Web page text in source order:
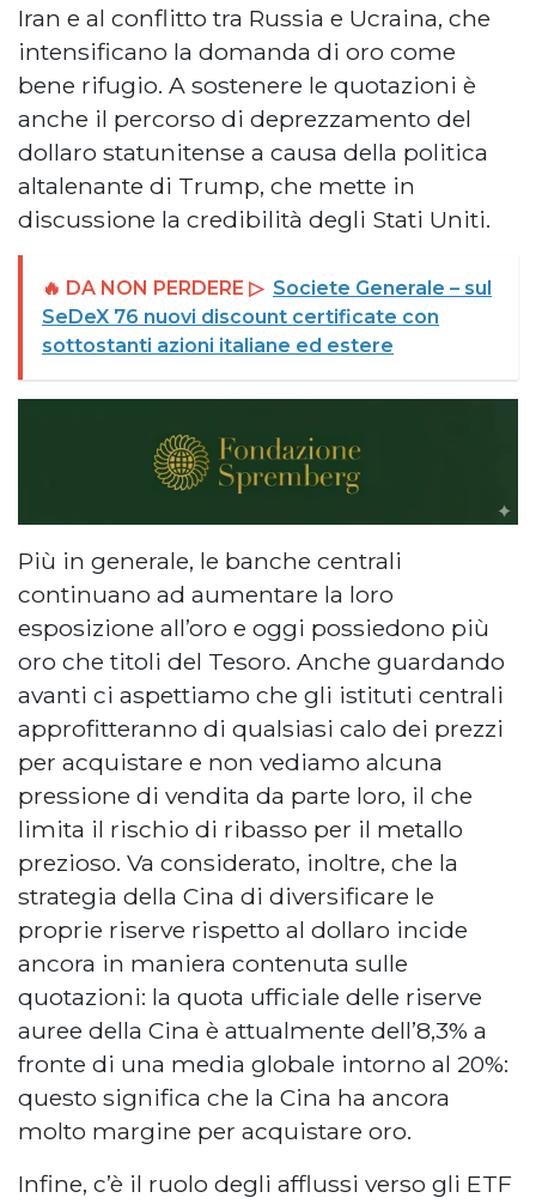
Iran e al conflitto tra Russia e Ucraina, che
intensificano la domanda di oro come
bene rifugio. A sostenere le quotazioni è
anche il percorso di deprezzamento del
dollaro statunitense a causa della politica
altalenante di Trump, che mette in
discussione la credibilità degli Stati Uniti.
🔥 DA NON PERDERE ▷ Societe Generale – sul
SeDeX 76 nuovi discount certificate con
sottostanti azioni italiane ed estere
Più in generale, le banche centrali
continuano ad aumentare la loro
esposizione all’oro e oggi possiedono più
oro che titoli del Tesoro. Anche guardando
avanti ci aspettiamo che gli istituti centrali
approfitteranno di qualsiasi calo dei prezzi
per acquistare e non vediamo alcuna
pressione di vendita da parte loro, il che
limita il rischio di ribasso per il metallo
prezioso. Va considerato, inoltre, che la
strategia della Cina di diversificare le
proprie riserve rispetto al dollaro incide
ancora in maniera contenuta sulle
quotazioni: la quota ufficiale delle riserve
auree della Cina è attualmente dell’8,3% a
fronte di una media globale intorno al 20%:
questo significa che la Cina ha ancora
molto margine per acquistare oro.
Infine, c’è il ruolo degli afflussi verso gli ETF